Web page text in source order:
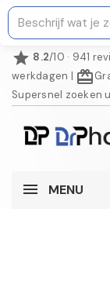
star 8.2/10 · 941
werkdagen | redeem
Supersnel zoeken
MENU